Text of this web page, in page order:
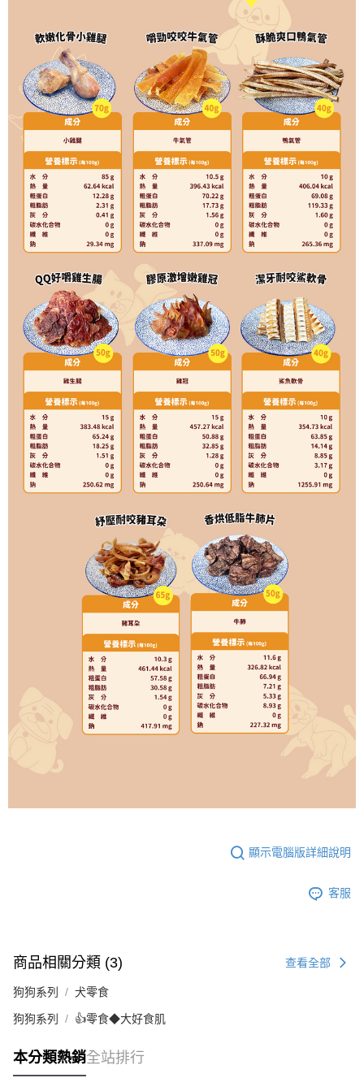
顯示電腦版詳細說明
客服
商品相關分類 (3) 查看全部
狗狗系列 犬零食
狗狗系列 👍零食◆大好食肌
本分類熱銷全站排行